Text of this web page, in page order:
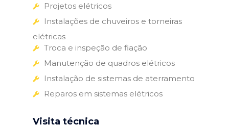
Projetos elétricos
Instalações de chuveiros e torneiras
elétricas
Troca e inspeção de fiação
Manutenção de quadros elétricos
Instalação de sistemas de aterramento
Reparos em sistemas elétricos
Visita técnica